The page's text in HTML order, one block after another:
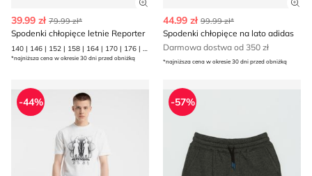
Zobacz szczegóły produktu
39.99 zł 79.99 zł*
Spodenki chłopięce letnie Reporter
140 | 146 | 152 | 158 | 164 | 170 | 176 | 182
*najniższa cena w okresie 30 dni przed obniżką
44.99 zł 99.99 zł*
Spodenki chłopięce na lato adidas
Darmowa dostwa od 350 zł
*najniższa cena w okresie 30 dni przed obniżką
Spodenki chłopięce na lato Reporter
-44%
Reporter - Spodenki
-57%